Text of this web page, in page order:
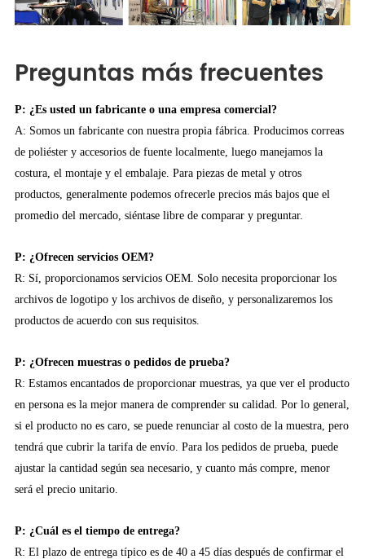
Preguntas más frecuentes
P: ¿Es usted un fabricante o una empresa comercial?
A: Somos un fabricante con nuestra propia fábrica. Producimos correas
de poliéster y accesorios de fuente localmente, luego manejamos la
costura, el montaje y el embalaje. Para piezas de metal y otros
productos, generalmente podemos ofrecerle precios más bajos que el
promedio del mercado, siéntase libre de comparar y preguntar.
P: ¿Ofrecen servicios OEM?
R: Sí, proporcionamos servicios OEM. Solo necesita proporcionar los
archivos de logotipo y los archivos de diseño, y personalizaremos los
productos de acuerdo con sus requisitos.
P: ¿Ofrecen muestras o pedidos de prueba?
R: Estamos encantados de proporcionar muestras, ya que ver el producto
en persona es la mejor manera de comprender su calidad. Por lo general,
si el producto no es caro, se puede renunciar al costo de la muestra, pero
tendrá que cubrir la tarifa de envío. Para los pedidos de prueba, puede
ajustar la cantidad según sea necesario, y cuanto más compre, menor
será el precio unitario.
P: ¿Cuál es el tiempo de entrega?
R: El plazo de entrega típico es de 40 a 45 días después de confirmar el